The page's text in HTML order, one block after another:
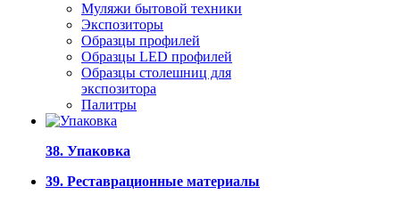
Муляжи бытовой техники
Экспозиторы
Образцы профилей
Образцы LED профилей
Образцы столешниц для
экспозитора
Палитры
38. Упаковка
39. Реставрационные материалы